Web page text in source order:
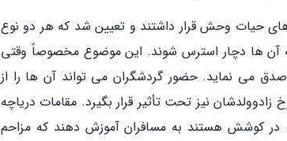
معرض تورهای حیات وحش قرار داشتند و تعیین شد که هر دو نوع
ها دچار استرس شوند. این موضوع مخصوصاً وقتی
می نماید. حضور گردشگران می تواند آن ها را از
نیز تحت تأثیر قرار بگیرد. مقامات دریاچه
در کوشش هستند به مسافران آموزش دهند که مزاحم